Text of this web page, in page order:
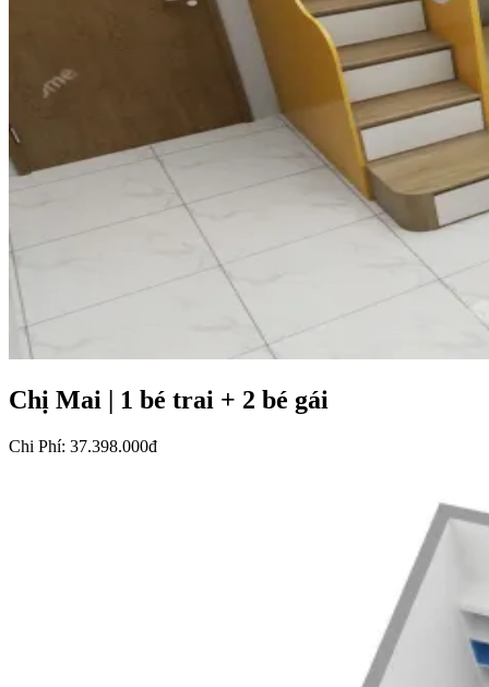
Chị Mai | 1 bé trai + 2 bé gái
Chi Phí: 37.398.000đ